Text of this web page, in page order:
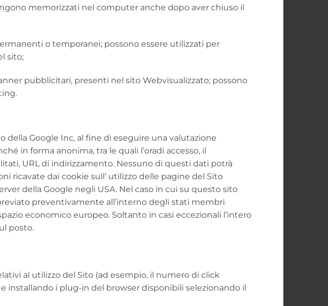
memorizzati nel computer anche dopo aver chiuso il
o temporanei; possono essere utilizzati per
sito;
pubblicitari, presenti nel sito Webvisualizzato; possono
della Google Inc, al fine di eseguire una valutazione
in forma anonima, tra le quali l’oradi accesso, il
URL di indirizzamento. Nessuno di questi dati potrà
dai cookie sull‘ utilizzo delle pagine del Sito
della Google negli USA. Nel caso in cui su questo sito
preventivamente all’interno degli stati membri
economico europeo. Soltanto in casi eccezionali l’intero
posto.
al utilizzo del Sito (ad esempio, il numero di click
installando i plug-in del browser disponibili selezionando il